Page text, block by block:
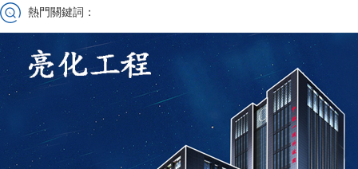
熱門關鍵詞：